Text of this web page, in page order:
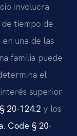
involucra
tiempo de
una de las
familia puede
el
superior
20-124.2 y los
Code § 20-